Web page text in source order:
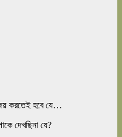
জয় করতেই হবে যে…
দেখছিনা যে?